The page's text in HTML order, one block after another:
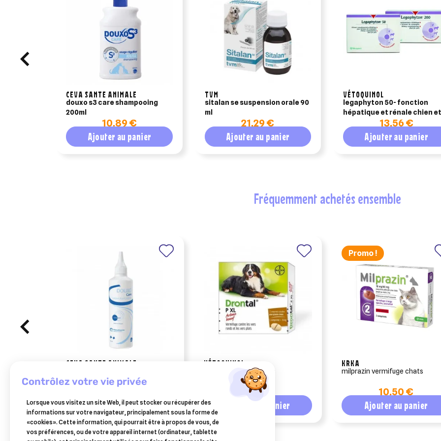
CEVA SANTE ANIMALE
douxo s3 care shampooing
200ml
10,89 €
Ajouter au panier
TVM
sitalan se suspension orale 90
ml
21,29 €
Ajouter au panier
VÉTOQUINOL
legaphyton 50- fonction
hépatique et rénale chien et
chat (24cp)13,56 €
Ajouter au panier
fréquemment achetés ensemble
CEVA SANTE ANIMALE
Ajouter au panier
VÉTOQUINOL
drontal xl 2 comprimés
(pochettes)
14,49 €
Ajouter au panier
Promo !
KRKA
milprazin vermifuge chats
10,50 €
Ajouter au panier
contrôlez votre vie privée
Lorsque vous visitez un site Web, il peut stocker ou récupérer des
informations sur votre navigateur, principalement sous la forme de
«cookies». Cette information, qui pourrait être à propos de vous, de
vos préférences, ou de votre appareil internet (ordinateur, tablette